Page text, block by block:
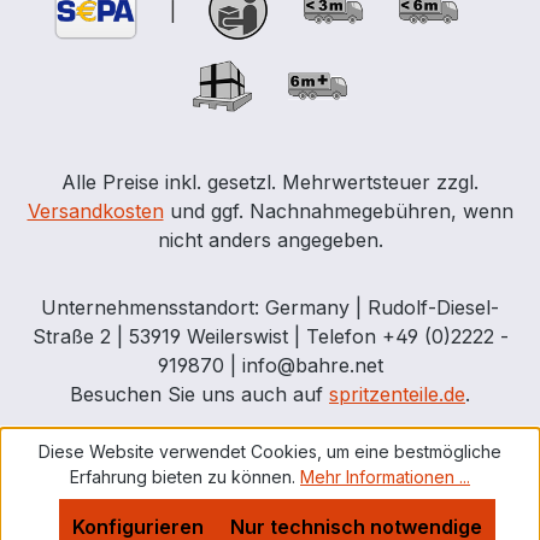
Alle Preise inkl. gesetzl. Mehrwertsteuer zzgl.
Versandkostenund ggf. Nachnahmegebühren, wenn
nicht anders angegeben.
Unternehmensstandort: Germany | Rudolf-Diesel-
Straße 2 | 53919 Weilerswist | Telefon +49 (0)2222 -
919870 | info@bahre.net
Besuchen Sie uns auch auf spritzenteile.de.
Diese Website verwendet Cookies, um eine bestmögliche
Erfahrung bieten zu können. Mehr Informationen ...
Nur technisch notwendige
Konfigurieren